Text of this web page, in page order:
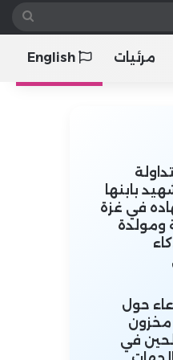
مرئيات
بابنها
في غزة
ومولدة
حول
مخزون
في